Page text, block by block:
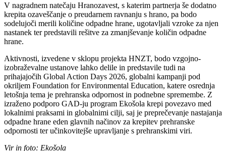
V nagradnem natečaju Hranozavest, s katerim partnerja še dodatno
krepita ozaveščanje o preudarnem ravnanju s hrano, pa bodo
sodelujoči merili količine odpadne hrane, ugotavljali vzroke za njen
nastanek ter predstavili rešitve za zmanjševanje količin odpadne
hrane.
Aktivnosti, izvedene v sklopu projekta HNZT, bodo vzgojno-
izobraževalne ustanove lahko delile in predstavile tudi na
prihajajočih Global Action Days 2026, globalni kampanji pod
okriljem Foundation for Environmental Education, katere osrednja
letošnja tema je prehranska odpornost in podnebne spremembe. Z
izraženo podporo GAD-ju program Ekošola krepi povezavo med
lokalnimi praksami in globalnimi cilji, saj je preprečevanje nastajanja
odpadne hrane eden glavnih načinov za krepitev prehranske
odpornosti ter učinkovitejše upravljanje s prehranskimi viri.
Vir in foto: Ekošola